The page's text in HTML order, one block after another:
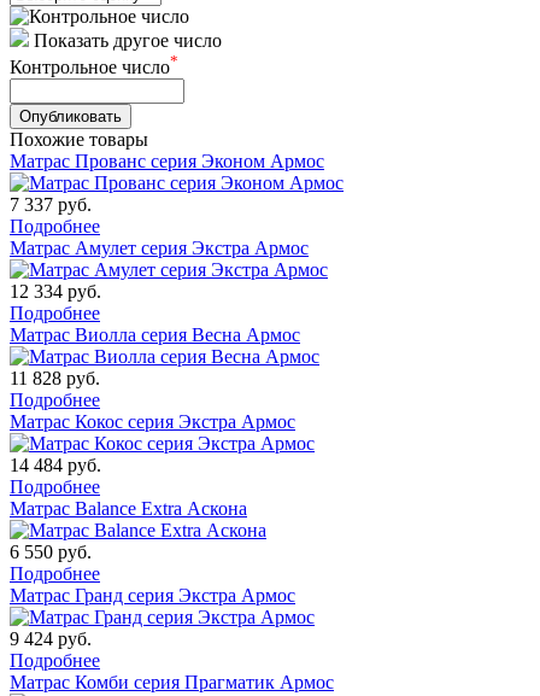
Показать другое число
Контрольное число*
Похожие товары
Матрас Прованс серия Эконом Армос
7 337 руб.
Подробнее
Матрас Амулет серия Экстра Армос
12 334 руб.
Подробнее
Матрас Виолла серия Весна Армос
11 828 руб.
Подробнее
Матрас Кокос серия Экстра Армос
14 484 руб.
Подробнее
Матрас Balance Extra Аскона
6 550 руб.
Подробнее
Матрас Гранд серия Экстра Армос
9 424 руб.
Подробнее
Матрас Комби серия Прагматик Армос